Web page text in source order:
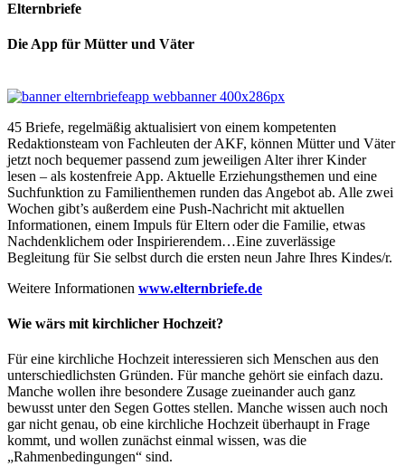
Elternbriefe
Die App für Mütter und Väter
45 Briefe, regelmäßig aktualisiert von einem kompetenten
Redaktionsteam von Fachleuten der AKF, können Mütter und Väter
jetzt noch bequemer passend zum jeweiligen Alter ihrer Kinder
lesen – als kostenfreie App. Aktuelle Erziehungsthemen und eine
Suchfunktion zu Familienthemen runden das Angebot ab. Alle zwei
Wochen gibt’s außerdem eine Push-Nachricht mit aktuellen
Informationen, einem Impuls für Eltern oder die Familie, etwas
Nachdenklichem oder Inspirierendem…Eine zuverlässige
Begleitung für Sie selbst durch die ersten neun Jahre Ihres Kindes/r.
Weitere Informationen www.elternbriefe.de
Wie wärs mit kirchlicher Hochzeit?
Für eine kirchliche Hochzeit interessieren sich Menschen aus den
unterschiedlichsten Gründen. Für manche gehört sie einfach dazu.
Manche wollen ihre besondere Zusage zueinander auch ganz
bewusst unter den Segen Gottes stellen. Manche wissen auch noch
gar nicht genau, ob eine kirchliche Hochzeit überhaupt in Frage
kommt, und wollen zunächst einmal wissen, was die
„Rahmenbedingungen“ sind.